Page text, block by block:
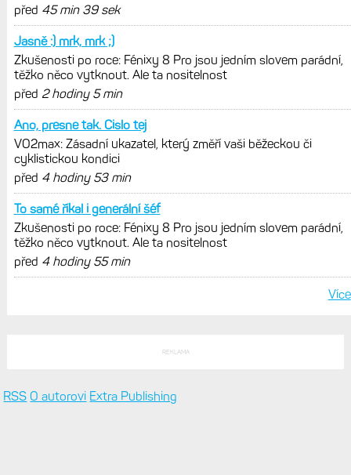
před 45 min 39 sek
Jasně :) mrk, mrk ;)
Zkušenosti po roce: Fénixy 8 Pro jsou jedním slovem parádní,
těžko něco vytknout. Ale ta nositelnost
před 2 hodiny 5 min
Ano, presne tak. Cislo tej
VO2max: Zásadní ukazatel, který změří vaši běžeckou či
cyklistickou kondici
před 4 hodiny 53 min
To samé říkal i generální šéf
Zkušenosti po roce: Fénixy 8 Pro jsou jedním slovem parádní,
těžko něco vytknout. Ale ta nositelnost
před 4 hodiny 55 min
Více
REKLAMA
RSS O autorovi Extra Publishing